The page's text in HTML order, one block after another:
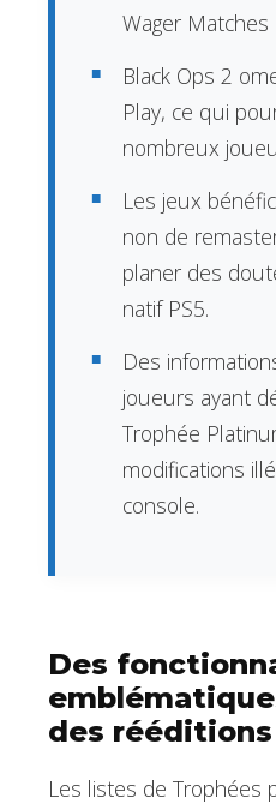
Wager
Black Ops 2
Play, ce qui
nombreux
Les jeux
non de
planer des
natif PS5.
Des
joueurs ayant
Trophée
modifications
console.
Des
des rééditions
Les listes de Trophées